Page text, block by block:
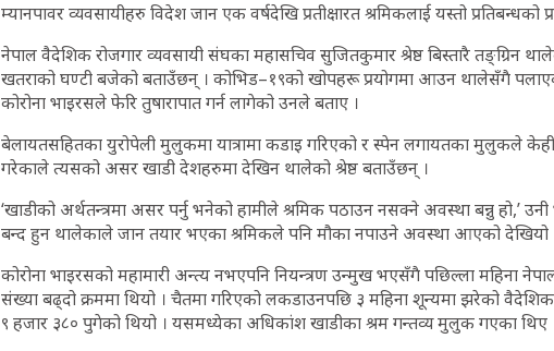
म्यानपावर व्यवसायीहरु विदेश जान एक वर्षदेखि प्रतीक्षारत श्रमिकलाई यस्तो प्रतिबन्धको
नेपाल वैदेशिक रोजगार व्यवसायी संघका महासचिव सुजितकुमार श्रेष्ठ बिस्तारै तङ्ग्रिन
खतराको घण्टी बजेको बताउँछन् । कोभिड–१९को खोपहरू प्रयोगमा आउन थालेसँगै
कोरोना भाइरसले फेरि तुषारापात गर्न लागेको उनले बताए ।
बेलायतसहितका युरोपेली मुलुकमा यात्रामा कडाइ गरिएको र स्पेन लगायतका मुलुकले
गरेकाले त्यसको असर खाडी देशहरुमा देखिन थालेको श्रेष्ठ बताउँछन् ।
‘खाडीको अर्थतन्त्रमा असर पर्नु भनेको हामीले श्रमिक पठाउन नसक्ने अवस्था बन्नु हो,’ उनी
बन्द हुन थालेकाले जान तयार भएका श्रमिकले पनि मौका नपाउने अवस्था आएको देखियो
कोरोना भाइरसको महामारी अन्त्य नभएपनि नियन्त्रण उन्मुख भएसँगै पछिल्ला महिना
संख्या बढ्दो क्रममा थियो । चैतमा गरिएको लकडाउनपछि ३ महिना शून्यमा झरेको वैदेशिक
९ हजार ३८० पुगेको थियो । यसमध्येका अधिकांश खाडीका श्रम गन्तव्य मुलुक गएका थिए